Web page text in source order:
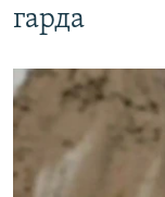
гарда